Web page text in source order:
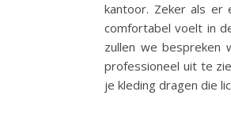
kantoor. Zeker als
comfortabel voelt in
zullen we bespreken
professioneel uit te
je kleding dragen die